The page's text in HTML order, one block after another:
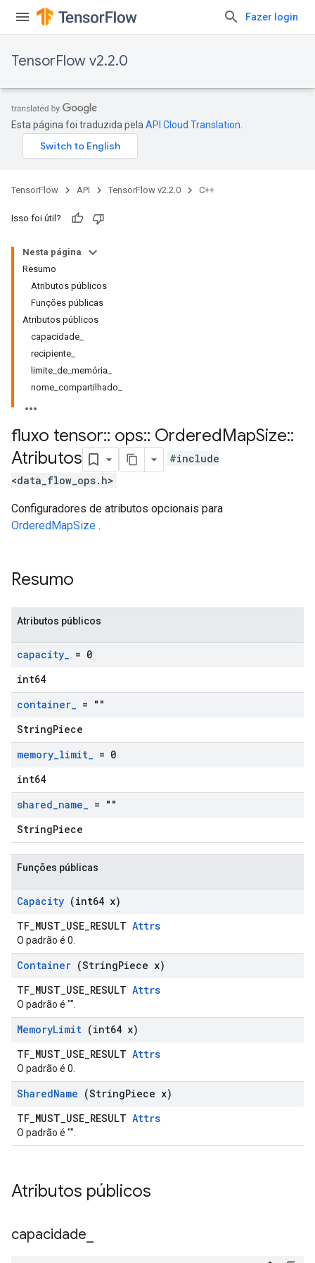
Fazer login
TensorFlow v2.2.0
Esta página foi traduzida pela API Cloud Translation
TensorFlow API TensorFlow v2.2.0 C++
Isso foi útil?
Nesta página
Resumo
Atributos públicos
Funções públicas
Atributos públicos
capacidade_
recipiente_
limite_de_memória_
nome_compartilhado_
fluxo tensor:: ops:: OrderedMapSize::
Atributos
#include
<data_flow_ops.h>
Configuradores de atributos opcionais para
OrderedMapSize .
Resumo
Atributos públicos
capacity_ = 0
int64
container_ = ""
StringPiece
memory_limit_ = 0
int64
shared_name_ = ""
StringPiece
Funções públicas
Capacity (int64 x)
TF_MUST_USE_RESULT Attrs
O padrão é 0.
Container (StringPiece x)
TF_MUST_USE_RESULT Attrs
O padrão é "".
MemoryLimit (int64 x)
TF_MUST_USE_RESULT Attrs
O padrão é 0.
SharedName (StringPiece x)
TF_MUST_USE_RESULT Attrs
O padrão é "".
Atributos públicos
capacidade